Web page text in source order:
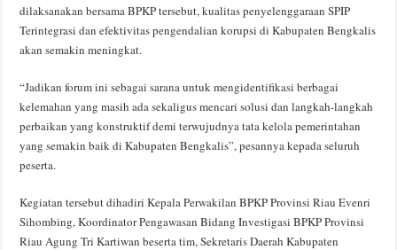
dilaksanakan bersama BPKP tersebut, kualitas penyelenggaraan SPIP
Terintegrasi dan efektivitas pengendalian korupsi di Kabupaten Bengkalis
akan semakin meningkat.
“Jadikan forum ini sebagai sarana untuk mengidentifikasi berbagai
kelemahan yang masih ada sekaligus mencari solusi dan langkah-langkah
perbaikan yang konstruktif demi terwujudnya tata kelola pemerintahan
yang semakin baik di Kabupaten Bengkalis”, pesannya kepada seluruh
peserta.
Kegiatan tersebut dihadiri Kepala Perwakilan BPKP Provinsi Riau Evenri
Sihombing, Koordinator Pengawasan Bidang Investigasi BPKP Provinsi
Riau Agung Tri Kartiwan beserta tim, Sekretaris Daerah Kabupaten